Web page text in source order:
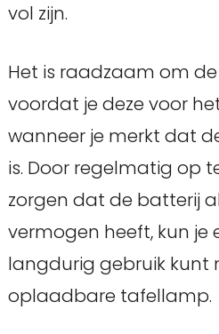
vol zijn.
Het is raadzaam om
voordat je deze voor
wanneer je merkt dat
is. Door regelmatig op
zorgen dat de batterij
vermogen heeft, kun je
langdurig gebruik kunt
oplaadbare tafellamp.